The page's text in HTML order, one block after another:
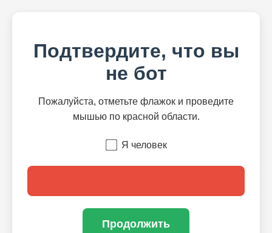
Подтвердите, что вы
не бот
Пожалуйста, отметьте флажок и проведите
мышью по красной области.
Я человек
Продолжить